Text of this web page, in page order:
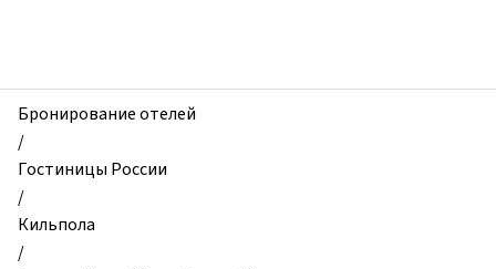
дома,
Гостевой
дом
"Форт
Верный",
Кильпола,
Бронирование отелей
/
Гостиницы России
/
Кильпола
/